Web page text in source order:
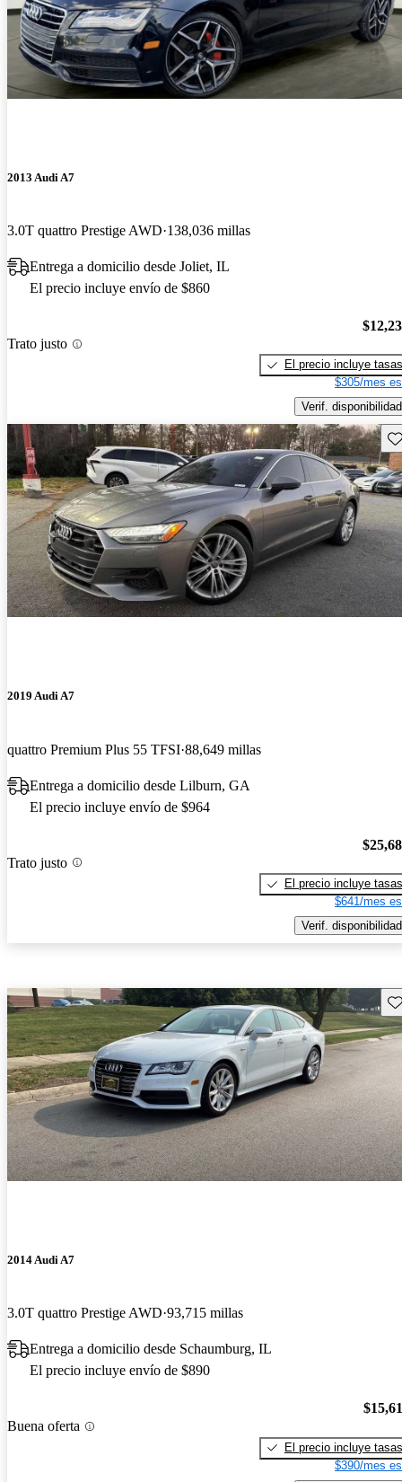
2013 Audi A7
3.0T quattro Prestige AWD 138,036 millas
Entrega a domicilio desde Joliet, IL
El precio incluye envío de $860
Trato justo
El precio incluye tasas
$305/mes
Verif. disponibilidad
2019 Audi A7
quattro Premium Plus 55 TFSI 88,649 millas
Entrega a domicilio desde Lilburn, GA
El precio incluye envío de $964
Trato justo
El precio incluye tasas
$641/mes
Verif. disponibilidad
2014 Audi A7
3.0T quattro Prestige AWD 93,715 millas
Entrega a domicilio desde Schaumburg, IL
El precio incluye envío de $890
Buena oferta
El precio incluye tasas
$390/mes